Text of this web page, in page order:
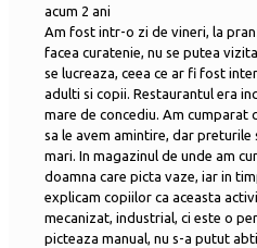
acum 2 ani
Am fost intr-o zi de vineri, la
facea curatenie, nu se putea
se lucreaza, ceea ce ar fi fost
adulti si copii. Restaurantul era
mare de concediu. Am cumparat
sa le avem amintire, dar preturile
mari. In magazinul de unde am
doamna care picta vaze, iar in
explicam copiilor ca aceasta
mecanizat, industrial, ci este o
picteaza manual, nu s-a putut